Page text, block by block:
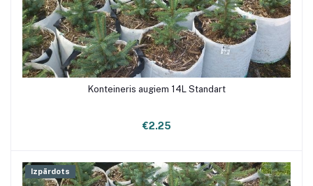
Konteineris augiem 14L Standart
€2.25
Izpārdots